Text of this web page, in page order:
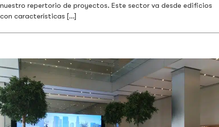
nuestro repertorio de proyectos. Este sector va desde edificios
con características […]